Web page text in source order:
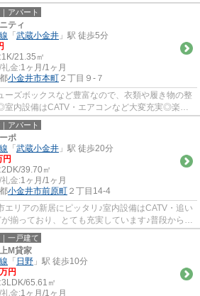
は寝具や道具などを収...
アパート
ティ
「 武蔵小金井 」駅 徒歩5分
1K/21.35㎡
金:1ヶ月/1ヶ月
小金井市本町 ２丁目９-７
ーズボックスなど豊富なので、衣類や履き物の整
内設備はCATV・エアコンなど大変充実◎楽し
お料理ラクラクのキッ...
アパート
ポ
「 武蔵小金井 」駅 徒歩20分
円
2DK/39.70㎡
金:1ヶ月/1ヶ月
小金井市前原町 ２丁目14-4
エリアの新居にピッタリ♪室内設備はCATV・追い
揃っており、とても充実しています♪普段からパ
メ物件、ネット回線...
一戸建て
M貸家
「 日野 」駅 徒歩10分
円
3LDK/65.61㎡
金:1ヶ月/1ヶ月